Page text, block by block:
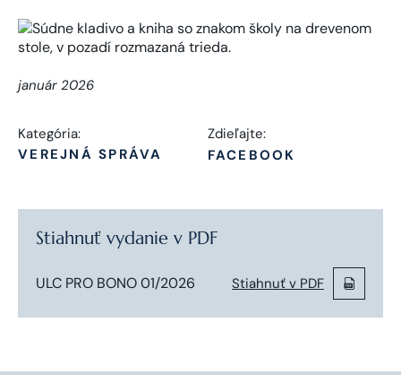
január 2026
Kategória:
VEREJNÁ SPRÁVA
Zdieľajte:
FACEBOOK
Stiahnuť vydanie v PDF
ULC PRO BONO 01/2026 Stiahnuť v PDF